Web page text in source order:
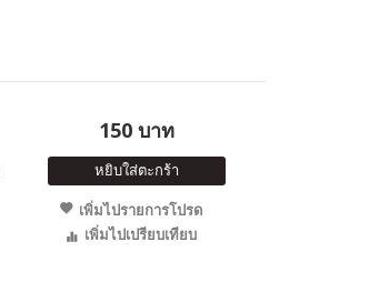
150 บาท
หยิบใส่ตะกร้า
เพิ่มไปรายการโปรด
เพิ่มไปเปรียบเทียบ